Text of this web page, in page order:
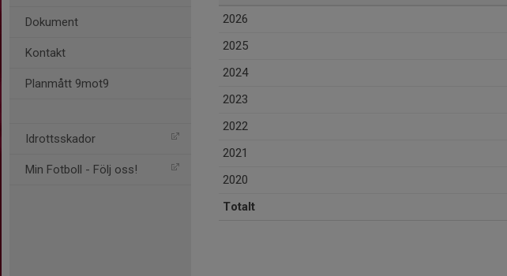
Dokument
Kontakt
Planmått 9mot9
Idrottsskador
Min Fotboll - Följ oss!
2026
2025
2024
2023
2022
2021
2020
Totalt